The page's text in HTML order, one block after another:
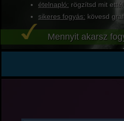
ételnapló: rögzítsd mit
sikeres fogyás: kövesd
Mennyit akarsz